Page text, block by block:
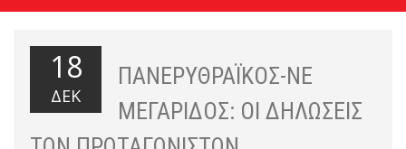
18
ΔΕΚ
ΠΑΝΕΡΥΘΡΑΪΚΌΣ-ΝΕ
ΜΕΓΑΡΊΔΟΣ: ΟΙ ΔΗΛΏΣΕΙΣ